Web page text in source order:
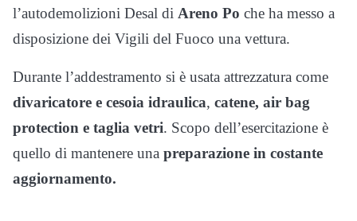
l’autodemolizioni Desal di Areno Po che ha messo a
disposizione dei Vigili del Fuoco una vettura.
Durante l’addestramento si è usata attrezzatura come
divaricatore e cesoia idraulica, catene, air bag
protection e taglia vetri. Scopo dell’esercitazione è
quello di mantenere una preparazione in costante
aggiornamento.